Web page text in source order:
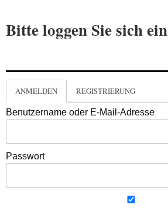
Bitte loggen Sie sich ein
ANMELDEN REGISTRIERUNG
Benutzername oder E-Mail-Adresse
Passwort